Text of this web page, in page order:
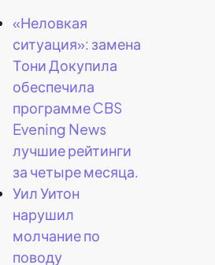
«Неловкая
ситуация»: замена
Тони Докупила
обеспечила
программе CBS
Evening News
лучшие рейтинги
за четыре месяца.
Уил Уитон
нарушил
молчание по
поводу